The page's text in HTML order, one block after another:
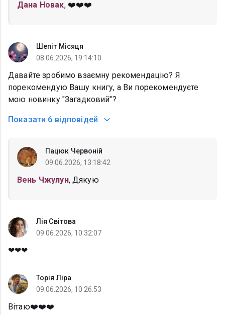
Дана Новак, ❤️❤️❤️
Шепіт Місяця
08.06.2026, 19:14:10
Давайте зробимо взаємну рекомендацію? Я
порекомендую Вашу книгу, а Ви порекомендуєте
мою новинку "Загадковий"?
Показати 6 відповідей
Пацюк Червоній
09.06.2026, 13:18:42
Вень Чжулун, Дякую
Лія Світова
09.06.2026, 10:32:07
❤❤❤
Торія Ліра
09.06.2026, 10:26:53
Вітаю❤️❤️❤️